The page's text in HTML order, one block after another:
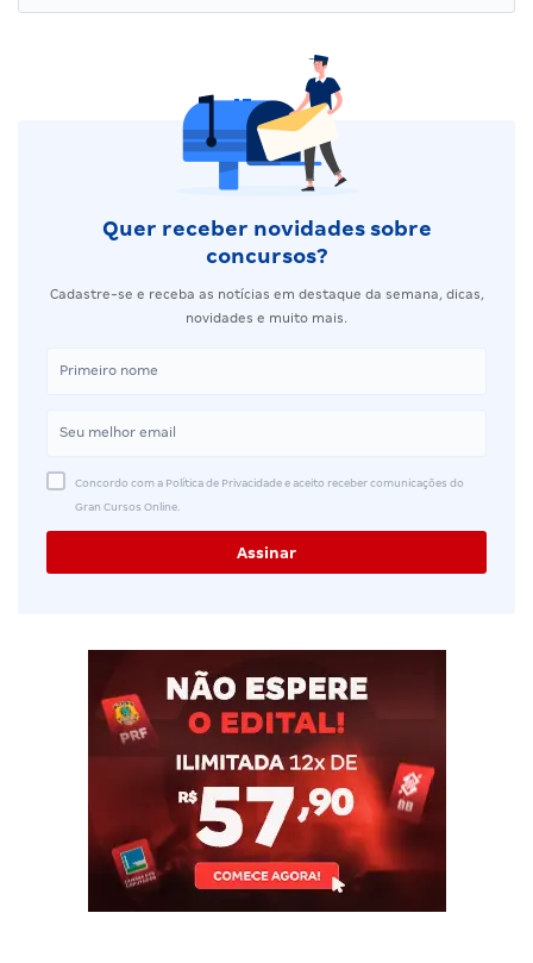
Quer receber novidades sobre
concursos?
Cadastre-se e receba as notícias em destaque da semana, dicas,
novidades e muito mais.
Concordo com a Política de Privacidade e aceito receber comunicações do
Gran Cursos Online.